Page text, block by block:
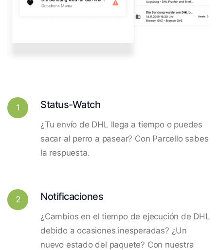
1 Status-Watch
¿Tu envío de DHL llega a tiempo o puedes
sacar al perro a pasear? Con Parcello sabes
la respuesta.
2 Notificaciones
¿Cambios en el tiempo de ejecución de DHL
debido a ocasiones inesperadas? ¿Un
nuevo estado del paquete? Con nuestra